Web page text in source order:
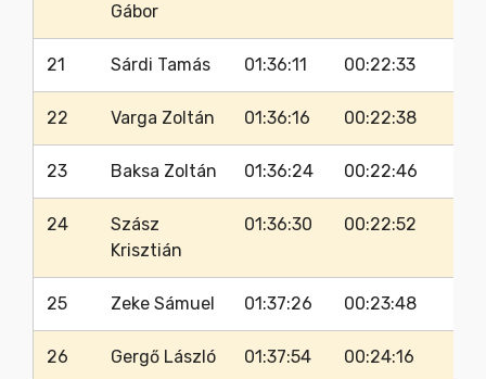
Gábor
21 Sárdi Tamás 01:36:11 00:22:33
22 Varga Zoltán 01:36:16 00:22:38
23 Baksa Zoltán 01:36:24 00:22:46
24
Szász
Krisztián
01:36:30 00:22:52
25 Zeke Sámuel 01:37:26 00:23:48
26 Gergő László 01:37:54 00:24:16